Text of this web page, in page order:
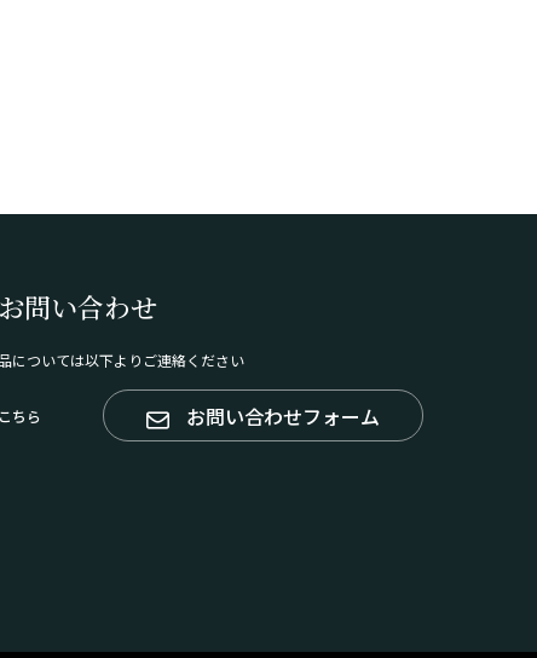
問い合わせ
については以下よりご連絡ください
ちら お問い合わせフォーム